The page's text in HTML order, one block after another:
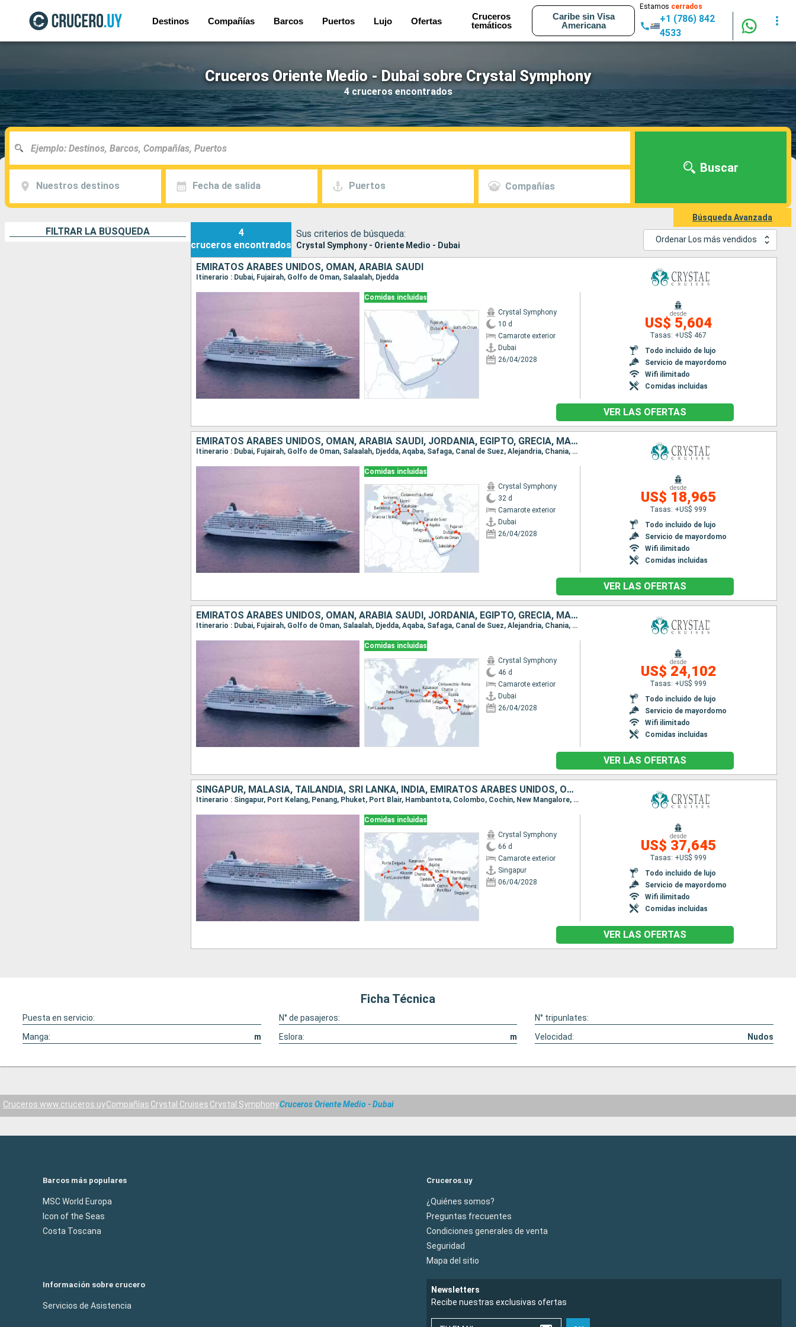
Destinos Compañías Barcos Puertos Lujo Ofertas
Cruceros
temáticos
Caribe sin Visa
Americana
Estamos cerrados
+1 (786) 842
4533
Cruceros Oriente Medio - Dubai sobre Crystal Symphony
4 cruceros encontrados
Nuestros destinos Fecha de salida Puertos Compañías
Buscar
Búsqueda Avanzada
FILTRAR LA BÚSQUEDA
4
cruceros encontrados
Sus criterios de búsqueda:
Crystal Symphony - Oriente Medio - Dubai
Ordenar Los más vendidos
EMIRATOS ÁRABES UNIDOS, OMAN, ARABIA SAUDÍ
Itinerario : Dubai, Fujairah, Golfo de Oman, Salaalah, Djedda
Comidas incluidas
Crystal Symphony
10 d
Camarote exterior
Dubai
26/04/2028
desde
US$ 5,604
Tasas: +US$ 467
Todo incluido de lujo
Servicio de mayordomo
Wifi ilimitado
Comidas incluidas
VER LAS OFERTAS
EMIRATOS ÁRABES UNIDOS, OMAN, ARABIA SAUDÍ, JORDANIA, EGIPTO, GRECIA, MALTA, TÚNEZ, ITALIA, ESPAÑA
Itinerario : Dubai, Fujairah, Golfo de Oman, Salaalah, Djedda, Aqaba, Safaga, Canal de Suez, Alejandria, Chania, Katakolon, Siracusa ( Sicilia), La Valetta, Tunez, Trapani, Lipari, Sorrento, Civitavecchia - Roma, Barcelona
Comidas incluidas
Crystal Symphony
32 d
Camarote exterior
Dubai
26/04/2028
desde
US$ 18,965
Tasas: +US$ 999
Todo incluido de lujo
Servicio de mayordomo
Wifi ilimitado
Comidas incluidas
VER LAS OFERTAS
EMIRATOS ÁRABES UNIDOS, OMAN, ARABIA SAUDÍ, JORDANIA, EGIPTO, GRECIA, MALTA, TÚNEZ, ITALIA, ESPAÑA, PORTUGAL, REINO UNIDO, ESTADOS UNIDOS
Itinerario : Dubai, Fujairah, Golfo de Oman, Salaalah, Djedda, Aqaba, Safaga, Canal de Suez, Alejandria, Chania, Katakolon, Siracusa ( Sicilia), La Valetta, Tunez, Trapani, Lipari, Sorrento, Civitavecchia - Roma, Barcelona, Alicante, Motril, Ponta Delgada , Horta , Royal Naval Dockyard, Fort Lauderdale
Comidas incluidas
Crystal Symphony
46 d
Camarote exterior
Dubai
26/04/2028
desde
US$ 24,102
Tasas: +US$ 999
Todo incluido de lujo
Servicio de mayordomo
Wifi ilimitado
Comidas incluidas
VER LAS OFERTAS
SINGAPUR, MALASIA, TAILANDIA, SRI LANKA, INDIA, EMIRATOS ÁRABES UNIDOS, OMAN, ARABIA SAUDÍ, JORDANIA, EGIPTO, GRECIA, MALTA, TÚNEZ, ITALIA, ESPAÑA, PORTUGAL, REINO UNIDO, ESTADOS UNIDOS
Itinerario : Singapur, Port Kelang, Penang, Phuket, Port Blair, Hambantota, Colombo, Cochin, New Mangalore, Mormugao, Mumbai, Khasab, Abu Dhabi, Dubai, Fujairah, Golfo de Oman, Salaalah, Djedda, Aqaba, Safaga, Canal de Suez, Alejandria, Chania, Katakolon, Siracusa ( Sicilia), La Valetta, Tunez, Trapani, Lipari, Sorrento, Civitavecchia - Roma, Barcelona, Alicante, Motril, Ponta Delgada , Horta , Royal Naval Dockyard, Fort Lauderdale
Comidas incluidas
Crystal Symphony
66 d
Camarote exterior
Singapur
06/04/2028
desde
US$ 37,645
Tasas: +US$ 999
Todo incluido de lujo
Servicio de mayordomo
Wifi ilimitado
Comidas incluidas
VER LAS OFERTAS
Ficha Técnica
Puesta en servicio: N° de pasajeros:
N° tripunlates:
Manga:
m Eslora: m Velocidad: Nudos
Cruceros www.cruceros.uyCompañías Crystal Cruises Crystal SymphonyCruceros Oriente Medio - Dubai
Barcos más populares
MSC World Europa
Icon of the Seas
Costa Toscana
Cruceros.uy
¿Quiénes somos?
Preguntas frecuentes
Condiciones generales de venta
Seguridad
Mapa del sitio
Información sobre crucero
Servicios de Asistencia
Newsletters
Recibe nuestras exclusivas ofertas